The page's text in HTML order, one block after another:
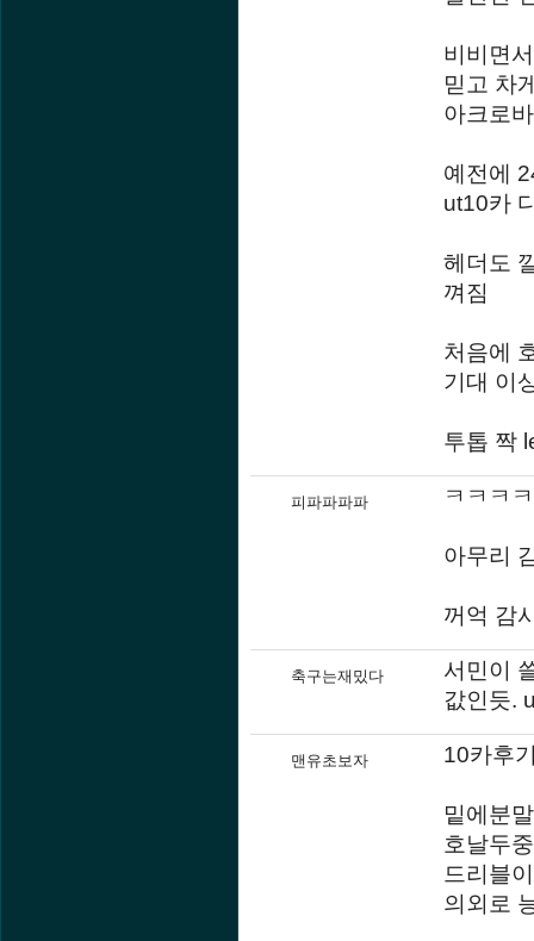
비비면
믿고 차
아크로
예전에
ut10카
헤더도
껴짐
처음에
기대 이
투톱 짝
피파파파파 ㅋㅋㅋ
아무리
꺼억 감
축구는재밌다
서민이
값인듯.
맨유초보자 10카후
밑에분
호날두
드리블
의외로